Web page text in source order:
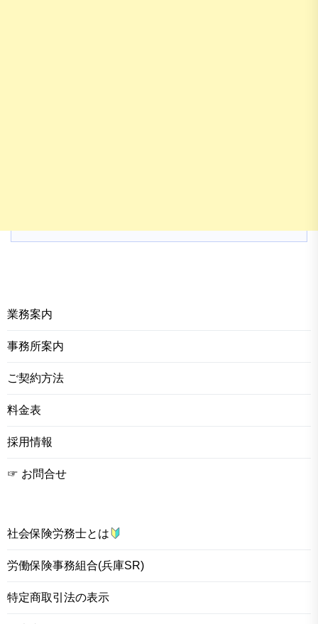
業務案内
事務所案内
ご契約方法
料金表
採用情報
☞ お問合せ
社会保険労務士とは
労働保険事務組合(兵庫SR)
特定商取引法の表示